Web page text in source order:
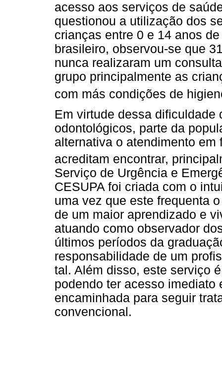
acesso aos serviços de
questionou a utilização dos
crianças entre 0 e 14 anos
brasileiro, observou-se que
nunca realizaram um
grupo principalmente as
com más condições de
Em virtude dessa dificuldade
odontológicos, parte da
alternativa o atendimento
acreditam encontrar,
Serviço de Urgência e
CESUPA foi criada com o
uma vez que este frequenta
de um maior aprendizado e
atuando como observador
últimos períodos da
responsabilidade de um
tal. Além disso, este serviço
podendo ter acesso imediato
encaminhada para seguir
convencional.